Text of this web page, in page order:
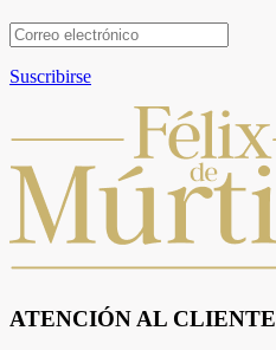
Suscribirse
ATENCIÓN AL CLIENTE